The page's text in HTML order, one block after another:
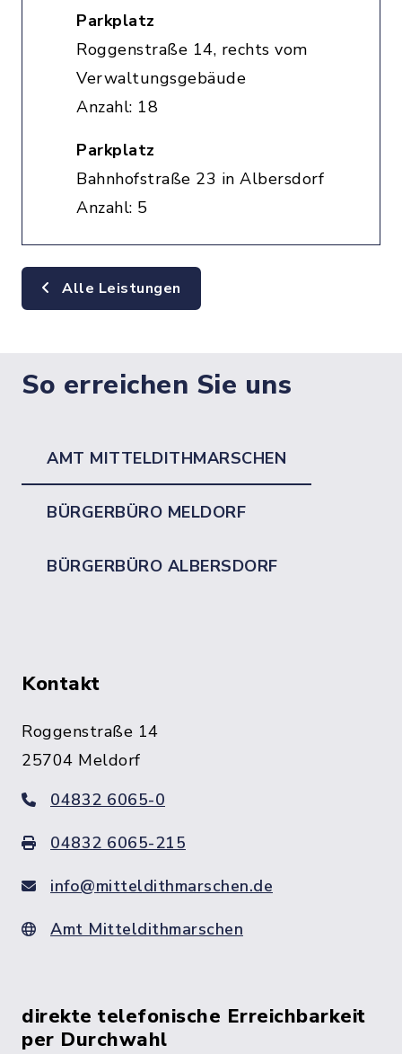
Parkplatz
Roggenstraße 14, rechts vom
Verwaltungsgebäude
Anzahl: 18
Parkplatz
Bahnhofstraße 23 in Albersdorf
Anzahl: 5
Alle Leistungen
So erreichen Sie uns
AMT MITTELDITHMARSCHEN
BÜRGERBÜRO MELDORF
BÜRGERBÜRO ALBERSDORF
Kontakt
Roggenstraße 14
25704 Meldorf
04832 6065-0
04832 6065-215
info@mitteldithmarschen.de
Amt Mitteldithmarschen
direkte telefonische Erreichbarkeit
per Durchwahl